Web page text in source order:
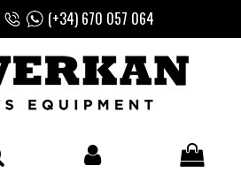
(+34) 670 057 064